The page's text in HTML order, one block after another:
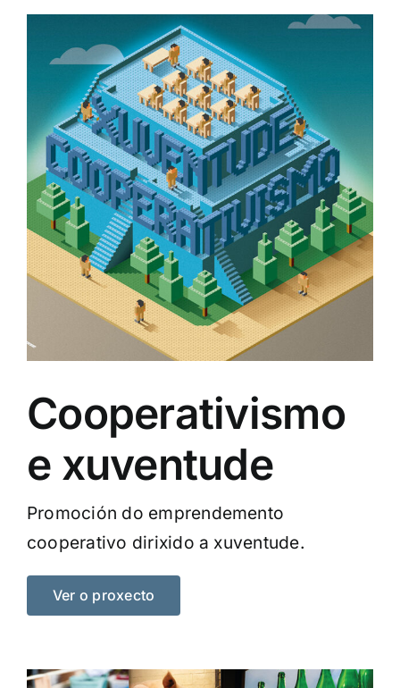
Cooperativismo
e xuventude
Promoción do emprendemento
cooperativo dirixido a xuventude.
Ver o proxecto